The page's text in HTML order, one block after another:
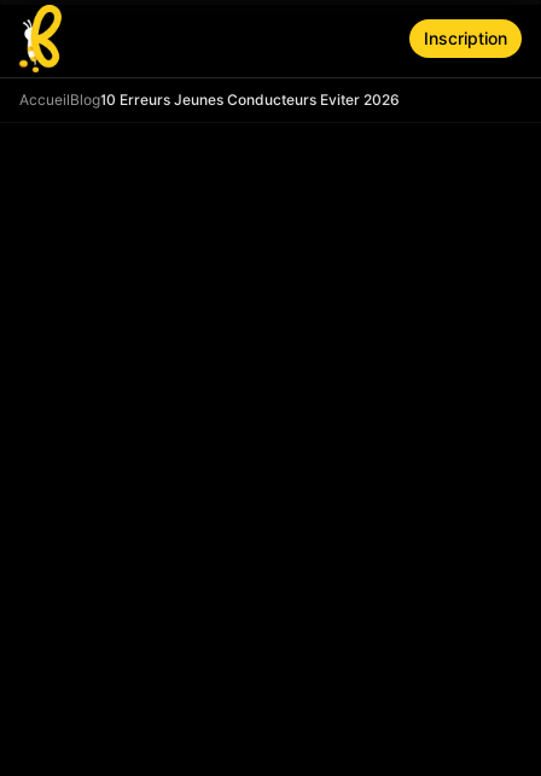
Aller au contenu principal
Inscription
AccueilBlog10 Erreurs Jeunes Conducteurs Eviter 2026